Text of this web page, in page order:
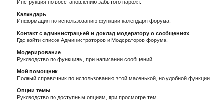
Инструкция по восстановлению забытого пароля.
Календарь
Информация по использованию функции календаря форума.
Контакт с администрацией и доклад модератору о сообщениях
Где найти список Администраторов и Модераторов форума.
Модерирование
Руководство по функциям, при написании сообщений
Мой помощник
Полный справочник по использованию этой маленькой, но удобной функции.
Опции темы
Руководство по доступным опциям, при просмотре тем.